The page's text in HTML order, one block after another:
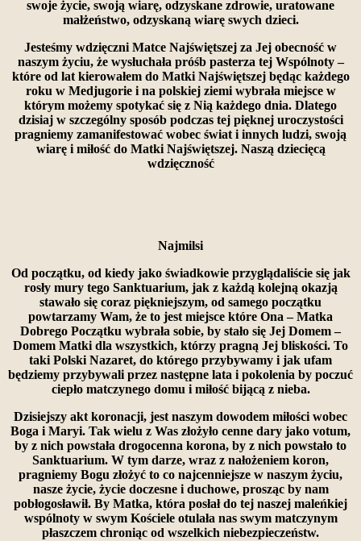
swoje życie, swoją wiarę, odzyskane zdrowie, uratowane
małżeństwo, odzyskaną wiarę swych dzieci.
Jesteśmy wdzięczni Matce Najświętszej za Jej obecność w
naszym życiu, że wysłuchała próśb pasterza tej Wspólnoty –
które od lat kierowałem do Matki Najświętszej będąc każdego
roku w Medjugorie i na polskiej ziemi wybrała miejsce w
którym możemy spotykać się z Nią każdego dnia. Dlatego
dzisiaj w szczególny sposób podczas tej pięknej uroczystości
pragniemy zamanifestować wobec świat i innych ludzi, swoją
wiarę i miłość do Matki Najświętszej. Naszą dziecięcą
wdzięczność
Najmilsi
Od początku, od kiedy jako świadkowie przyglądaliście się jak
rosły mury tego Sanktuarium, jak z każdą kolejną okazją
stawało się coraz piękniejszym, od samego początku
powtarzamy Wam, że to jest miejsce które Ona – Matka
Dobrego Początku wybrała sobie, by stało się Jej Domem –
Domem Matki dla wszystkich, którzy pragną Jej bliskości. To
taki Polski Nazaret, do którego przybywamy i jak ufam
będziemy przybywali przez następne lata i pokolenia by poczuć
ciepło matczynego domu i miłość bijącą z nieba.
Dzisiejszy akt koronacji, jest naszym dowodem miłości wobec
Boga i Maryi. Tak wielu z Was złożyło cenne dary jako votum,
by z nich powstała drogocenna korona, by z nich powstało to
Sanktuarium. W tym darze, wraz z nałożeniem koron,
pragniemy Bogu złożyć to co najcenniejsze w naszym życiu,
nasze życie, życie doczesne i duchowe, prosząc by nam
pobłogosławił. By Matka, która posłał do tej naszej maleńkiej
wspólnoty w swym Kościele otulała nas swym matczynym
płaszczem chroniąc od wszelkich niebezpieczeństw.